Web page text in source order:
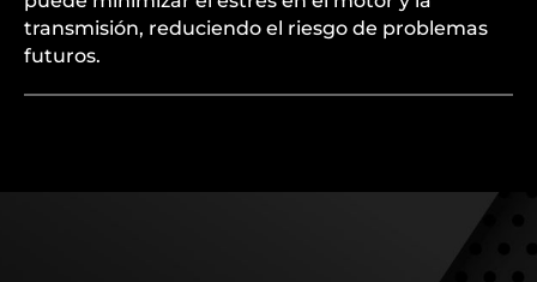
transmisión, reduciendo el riesgo de problemas
futuros.